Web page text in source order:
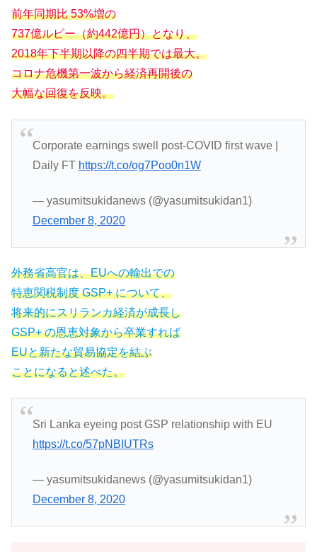
前年同期比 53%増の
737億ルピー（約442億円）となり、
2018年下半期以降の四半期では最大。
コロナ危機第一波から経済再開後の
大幅な回復を反映。
Corporate earnings swell post-COVID first wave |
Daily FT https://t.co/og7Poo0n1W
— yasumitsukidanews (@yasumitsukidan1)
December 8, 2020
外務省高官は、EUへの輸出での
特恵関税制度 GSP+ について、
将来的にスリランカ経済が成長し
GSP+ の恩恵対象から卒業すれば
EUと新たな貿易協定を結ぶ
ことになると述べた。
Sri Lanka eyeing post GSP relationship with EU
https://t.co/57pNBIUTRs
— yasumitsukidanews (@yasumitsukidan1)
December 8, 2020